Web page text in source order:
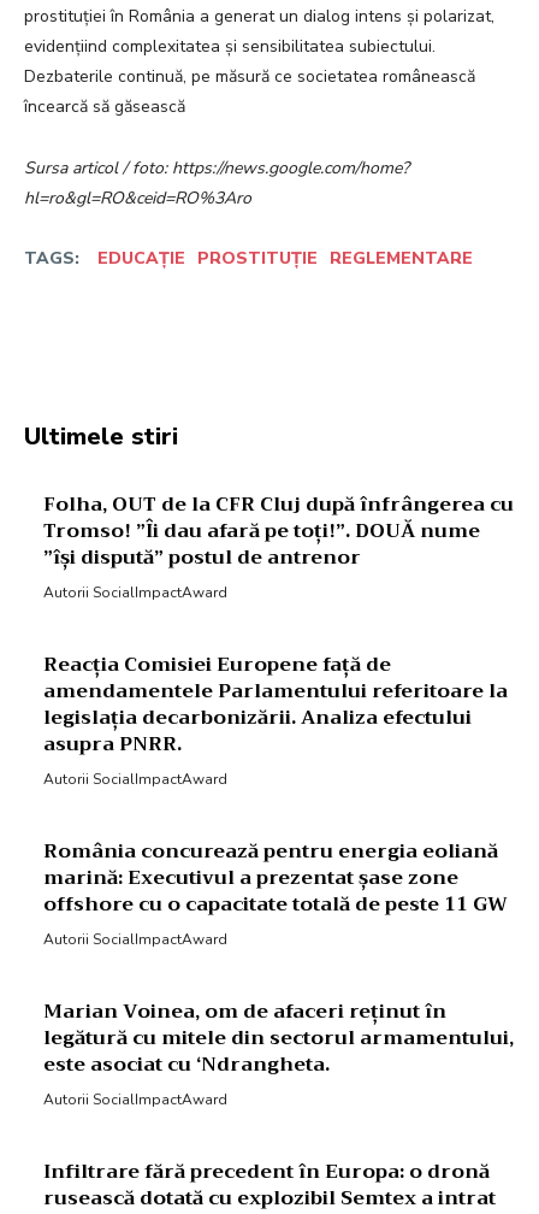
prostituției în România a generat un dialog intens și polarizat,
evidențiind complexitatea și sensibilitatea subiectului.
Dezbaterile continuă, pe măsură ce societatea românească
încearcă să găsească
Sursa articol / foto: https://news.google.com/home?
hl=ro&gl=RO&ceid=RO%3Aro
TAGS: EDUCAȚIE PROSTITUȚIE REGLEMENTARE
Ultimele stiri
Folha, OUT de la CFR Cluj după înfrângerea cu
Tromso! ”Îi dau afară pe toți!”. DOUĂ nume
”își dispută” postul de antrenor
Autorii SocialImpactAward
Reacția Comisiei Europene față de
amendamentele Parlamentului referitoare la
legislația decarbonizării. Analiza efectului
asupra PNRR.
Autorii SocialImpactAward
România concurează pentru energia eoliană
marină: Executivul a prezentat șase zone
offshore cu o capacitate totală de peste 11 GW
Autorii SocialImpactAward
Marian Voinea, om de afaceri reținut în
legătură cu mitele din sectorul armamentului,
este asociat cu ‘Ndrangheta.
Autorii SocialImpactAward
Infiltrare fără precedent în Europa: o dronă
rusească dotată cu explozibil Semtex a intrat